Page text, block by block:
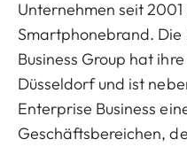
Unternehmen seit
Smartphonebrand. Die
Business Group hat
Düsseldorf und ist
Enterprise Business
Geschäftsbereichen,